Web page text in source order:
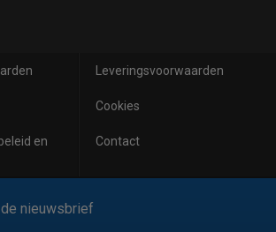
Leveringsvoorwaarden
Cookies
en
Contact
nieuwsbrief